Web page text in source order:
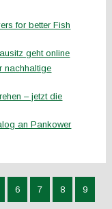
for better Fish
geht online
nachhaltige
– jetzt die
an Pankower
6 7 8 9